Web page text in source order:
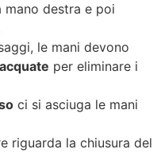
destra e poi
le mani devono
per eliminare i
ci si asciuga le mani
riguarda la chiusura del